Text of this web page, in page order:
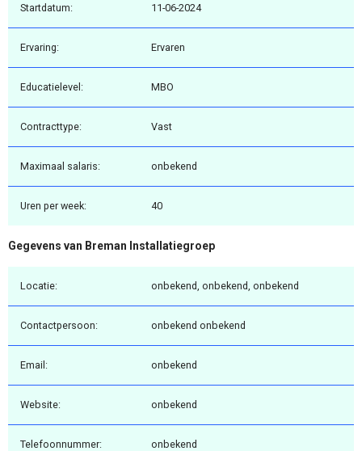
Startdatum: 11-06-2024
Ervaring: Ervaren
Educatielevel: MBO
Contracttype: Vast
Maximaal salaris: onbekend
Uren per week: 40
Gegevens van Breman Installatiegroep
Locatie: onbekend, onbekend, onbekend
Contactpersoon: onbekend onbekend
Email: onbekend
Website: onbekend
Telefoonnummer: onbekend